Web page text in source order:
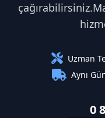
Uzman
Aynı
0